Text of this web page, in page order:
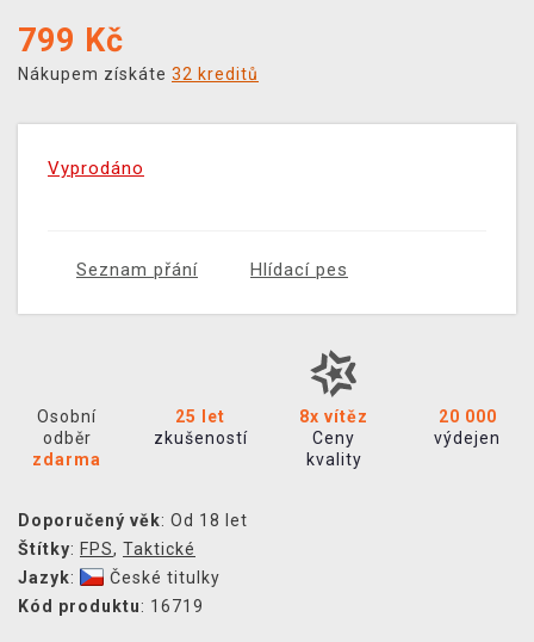
799 Kč
Nákupem získáte 32 kreditů
Vyprodáno
Seznam přání Hlídací pes
Osobní
odběr
zdarma
25 let
zkušeností
8x vítěz
Ceny
kvality
20 000
výdejen
Doporučený věk: Od 18 let
Štítky: FPS, Taktické
Jazyk:
České titulky
Kód produktu: 16719